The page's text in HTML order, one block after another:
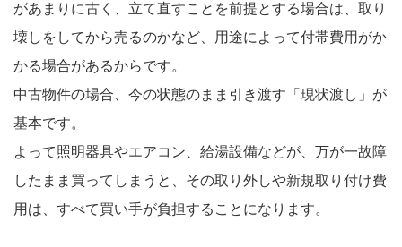
があまりに古く、立て直すことを前提とする場合は、取り
壊しをしてから売るのかなど、用途によって付帯費用がか
かる場合があるからです。
中古物件の場合、今の状態のまま引き渡す「現状渡し」が
基本です。
よって照明器具やエアコン、給湯設備などが、万が一故障
したまま買ってしまうと、その取り外しや新規取り付け費
用は、すべて買い手が負担することになります。